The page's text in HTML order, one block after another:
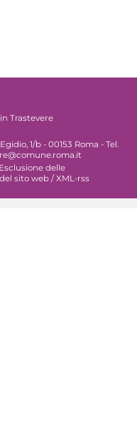
Trastevere
1/b - 00153 Roma - Tel.
Esclusione delle
sito web / XML-rss